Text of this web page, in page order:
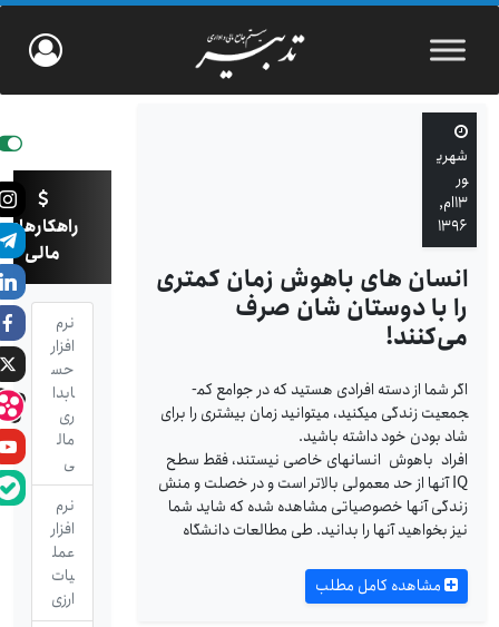
شهری
ور
۱۳ام,
۱۳۹۶
انسان های باهوش زمان کمتری
را با دوستان شان صرف
می‌کنند!
اگر شما از دسته افرادی هستید که در جوامع کم­
جمعیت زندگی می­کنید، می­توانید زمان بیشتری را برای
شاد بودن خود داشته باشید.
افراد باهوش انسانهای خاصی نیستند، فقط سطح
IQ آنها از حد معمولی بالاتر است و در خصلت و منش
زندگی آنها خصوصیاتی مشاهده شده که شاید شما
نیز بخواهید آنها را بدانید. طی مطالعات دانشگاه
مشاهده کامل مطلب
راهکارهای
مالی
نرم
افزار
حس
ابدا
ری
مال
ی
نرم
افزار
عمل
یات
ارزی